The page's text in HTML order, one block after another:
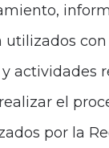
Políticas
de
actividades
el
por la